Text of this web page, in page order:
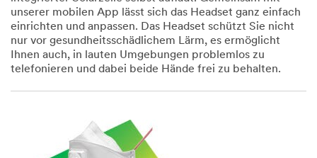
unserer mobilen App lässt sich das Headset ganz einfach
einrichten und anpassen. Das Headset schützt Sie nicht
nur vor gesundheitsschädlichem Lärm, es ermöglicht
Ihnen auch, in lauten Umgebungen problemlos zu
telefonieren und dabei beide Hände frei zu behalten.
1,